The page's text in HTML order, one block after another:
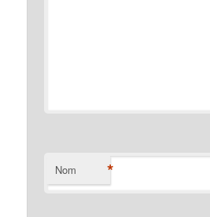
Nom *